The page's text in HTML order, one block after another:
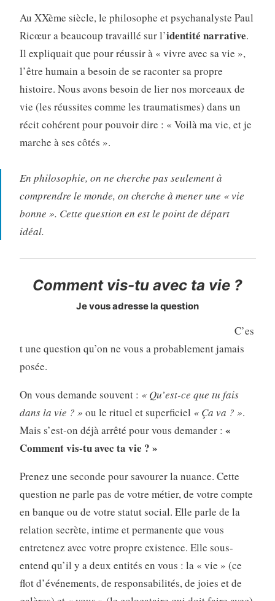
Au XXème siècle, le philosophe et psychanalyste Paul
Ricœur a beaucoup travaillé sur l’identité narrative.
Il expliquait que pour réussir à « vivre avec sa vie »,
l’être humain a besoin de se raconter sa propre
histoire. Nous avons besoin de lier nos morceaux de
vie (les réussites comme les traumatismes) dans un
récit cohérent pour pouvoir dire : « Voilà ma vie, et je
marche à ses côtés ».
En philosophie, on ne cherche pas seulement à
comprendre le monde, on cherche à mener une « vie
bonne ». Cette question en est le point de départ
idéal.
Comment vis-tu avec ta vie ?
Je vous adresse la question
C’es
t une question qu’on ne vous a probablement jamais
posée.
On vous demande souvent : « Qu’est-ce que tu fais
dans la vie ? » ou le rituel et superficiel « Ça va ? ».
Mais s’est-on déjà arrêté pour vous demander : «
Comment vis-tu avec ta vie ? »
Prenez une seconde pour savourer la nuance. Cette
question ne parle pas de votre métier, de votre compte
en banque ou de votre statut social. Elle parle de la
relation secrète, intime et permanente que vous
entretenez avec votre propre existence. Elle sous-
entend qu’il y a deux entités en vous : la « vie » (ce
flot d’événements, de responsabilités, de joies et de